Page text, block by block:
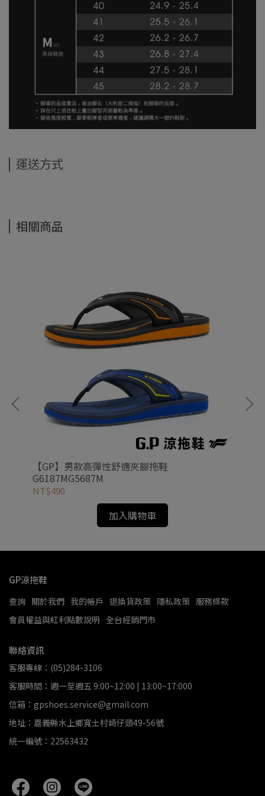
運送方式
相關商品
【GP】男款高彈性舒適夾腳拖鞋
G6187MG5687M
NT$490
加入購物車
GP涼拖鞋
查詢 關於我們 我的帳戶 退換貨政策 隱私政策 服務條款
會員權益與紅利點數說明 全台經銷門市
聯絡資訊
客服專線：(05)284-3106
客服時間：週一至週五 9:00~12:00 | 13:00~17:000
信箱：gpshoes.service@gmail.com
地址：嘉義縣水上鄉寬士村崎仔頭49-56號
統一編號：22563432